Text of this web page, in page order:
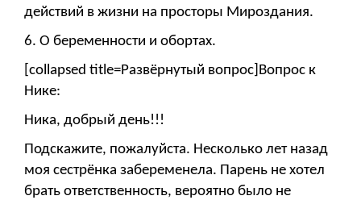
действий в жизни на просторы Мироздания.
6. О беременности и обортах.
[collapsed title=Развёрнутый вопрос]Вопрос к
Нике:
Ника, добрый день!!!
Подскажите, пожалуйста. Несколько лет назад
моя сестрёнка забеременела. Парень не хотел
брать ответственность, вероятно было не